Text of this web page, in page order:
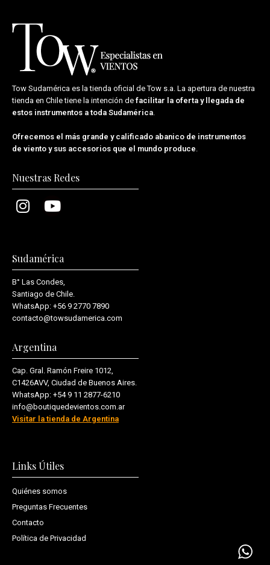
Tow Sudamérica es la tienda oficial deTow s.a. La apertura de nuestra
tienda en Chile tiene la intención de facilitar la oferta y llegada de
estos instrumentos a toda Sudamérica
Ofrecemos el más grande y calificado abanico de instrumentos
de viento y sus accesorios que el mundo produce
Nuestras Redes
Sudamérica
B° Las Condes,
Santiago de Chile.
WhatsApp: +56 9 2770 7890
contacto@towsudamerica.com
Argentina
Cap. Gral. Ramón Freire 1012,
C1426AVV, Ciudad de Buenos Aires.
WhatsApp: +54 9 11 2877-6210
info@boutiquedevientos.com.ar
Visitar la tienda de Argentina
Links Útiles
Quiénes somos
Preguntas Frecuentes
Contacto
Política de Privacidad